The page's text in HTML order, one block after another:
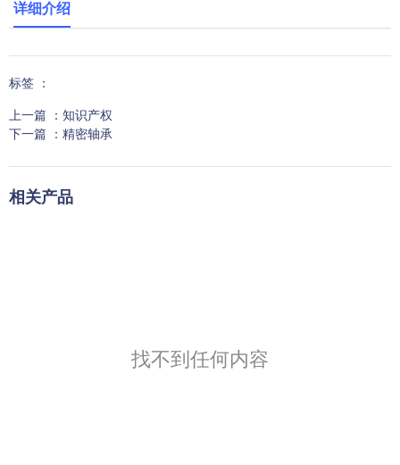
详细介绍
标签 ：
上一篇 ： 知识产权
下一篇 ： 精密轴承
相关产品
找不到任何内容